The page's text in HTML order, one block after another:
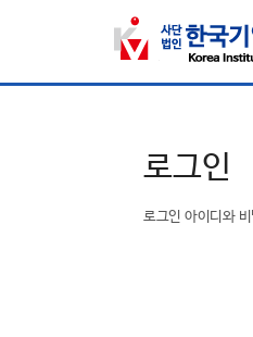
로그인
로그인 아이디와